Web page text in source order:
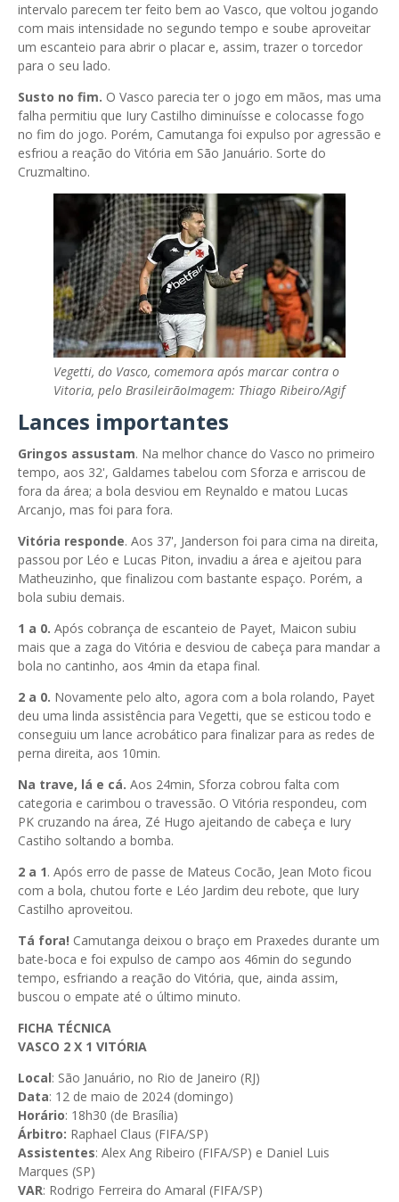
intervalo parecem ter feito bem ao Vasco, que voltou jogando
com mais intensidade no segundo tempo e soube aproveitar
um escanteio para abrir o placar e, assim, trazer o torcedor
para o seu lado.
Susto no fim. O Vasco parecia ter o jogo em mãos, mas uma
falha permitiu que Iury Castilho diminuísse e colocasse fogo
no fim do jogo. Porém, Camutanga foi expulso por agressão e
esfriou a reação do Vitória em São Januário. Sorte do
Cruzmaltino.
Vegetti, do Vasco, comemora após marcar contra o
Vitoria, pelo BrasileirãoImagem: Thiago Ribeiro/Agif
Lances importantes
Gringos assustam. Na melhor chance do Vasco no primeiro
tempo, aos 32', Galdames tabelou com Sforza e arriscou de
fora da área; a bola desviou em Reynaldo e matou Lucas
Arcanjo, mas foi para fora.
Vitória responde. Aos 37', Janderson foi para cima na direita,
passou por Léo e Lucas Piton, invadiu a área e ajeitou para
Matheuzinho, que finalizou com bastante espaço. Porém, a
bola subiu demais.
1 a 0. Após cobrança de escanteio de Payet, Maicon subiu
mais que a zaga do Vitória e desviou de cabeça para mandar a
bola no cantinho, aos 4min da etapa final.
2 a 0. Novamente pelo alto, agora com a bola rolando, Payet
deu uma linda assistência para Vegetti, que se esticou todo e
conseguiu um lance acrobático para finalizar para as redes de
perna direita, aos 10min.
Na trave, lá e cá. Aos 24min, Sforza cobrou falta com
categoria e carimbou o travessão. O Vitória respondeu, com
PK cruzando na área, Zé Hugo ajeitando de cabeça e Iury
Castiho soltando a bomba.
2 a 1. Após erro de passe de Mateus Cocão, Jean Moto ficou
com a bola, chutou forte e Léo Jardim deu rebote, que Iury
Castilho aproveitou.
Tá fora! Camutanga deixou o braço em Praxedes durante um
bate-boca e foi expulso de campo aos 46min do segundo
tempo, esfriando a reação do Vitória, que, ainda assim,
buscou o empate até o último minuto.
FICHA TÉCNICA
VASCO 2 X 1 VITÓRIA
Local: São Januário, no Rio de Janeiro (RJ)
Data: 12 de maio de 2024 (domingo)
Horário: 18h30 (de Brasília)
Árbitro: Raphael Claus (FIFA/SP)
Assistentes: Alex Ang Ribeiro (FIFA/SP) e Daniel Luis
Marques (SP)
VAR: Rodrigo Ferreira do Amaral (FIFA/SP)